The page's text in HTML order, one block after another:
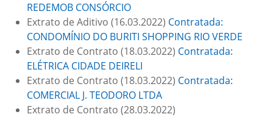
REDEMOB CONSÓRCIO
Extrato de Aditivo (16.03.2022) Contratada:
CONDOMÍNIO DO BURITI SHOPPING RIO VERDE
Extrato de Contrato (18.03.2022) Contratada:
ELÉTRICA CIDADE DEIRELI
Extrato de Contrato (18.03.2022) Contratada:
COMERCIAL J. TEODORO LTDA
Extrato de Contrato (28.03.2022)